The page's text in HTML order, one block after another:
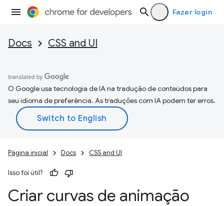
Fazer login
Docs CSS and UI
O Google usa tecnologia de IA na tradução de conteúdos para
seu idioma de preferência. As traduções com IA podem ter erros.
Página inicial Docs CSS and UI
Isso foi útil?
Criar curvas de animação